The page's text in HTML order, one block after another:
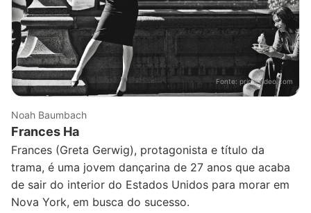
Fonte: primevideo.com
Noah Baumbach
Frances Ha
Frances (Greta Gerwig), protagonista e título da
trama, é uma jovem dançarina de 27 anos que acaba
de sair do interior do Estados Unidos para morar em
Nova York, em busca do sucesso.